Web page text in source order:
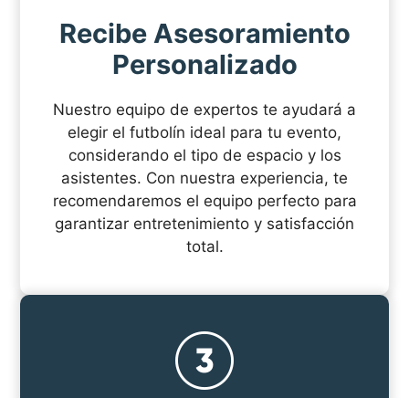
Recibe Asesoramiento
Personalizado
Nuestro equipo de expertos te ayudará a
elegir el futbolín ideal para tu evento,
considerando el tipo de espacio y los
asistentes. Con nuestra experiencia, te
recomendaremos el equipo perfecto para
garantizar entretenimiento y satisfacción
total.